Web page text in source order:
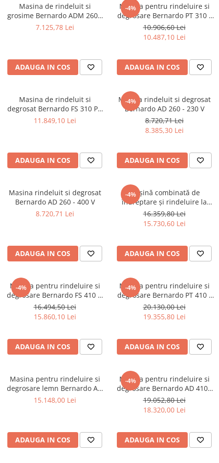
Masini de rectificat plan
Masini de rectificat rotund
Masini de satinat
Masini de slefuit cu disc
Masini de slefuit cutite de gravat
Masini de tesit
Polizoare de banc
Masini de filetat
Masini electrice de filetat
Exhaustor pentru aschii metal
Instalatii de spalare a pieselor
Accesorii prelucrare metal
Universale de strung si accesorii
pentru strunguri
Falci pentru 3 bacuri PS3/ PO3
Falci pentru 4 bacuri PS4/ PO4
Fălcile pentru 3-bacuri DK11
Fălcile pentru 4-bacuri DK12
Mandrină cu 3 fălci din fontă
Mandrină cu 3 fălci din otel
Mandrină cu 4 fălci din fontă
Standuri pentru strunguri
Masina de rindeluit si
grosime Bernardo ADM 260 -
400 V
7.125,78 Lei
ADAUGA IN COS
-4%
Masina pentru rindeluire si
degrosare Bernardo PT 310 -
400 V
10.906,60 Lei
10.487,10 Lei
ADAUGA IN COS
Masina de rindeluit si
degrosat Bernardo FS 310 P -
400 V
11.849,10 Lei
ADAUGA IN COS
-4%
Masina rindeluit si degrosat
Bernardo AD 260 - 230 V
8.720,71 Lei
8.385,30 Lei
ADAUGA IN COS
Masina rindeluit si degrosat
Bernardo AD 260 - 400 V
8.720,71 Lei
ADAUGA IN COS
-4%
Mașină combinată de
îndreptare și rindeluire la
grosime FS 410 P
16.359,80 Lei
15.730,60 Lei
ADAUGA IN COS
-4%
Masina pentru rindeluire si
degrosare Bernardo FS 410 N
- 400 V
16.494,50 Lei
15.860,10 Lei
ADAUGA IN COS
-4%
Masina pentru rindeluire si
degrosare Bernardo PT 410 -
400 V
20.130,00 Lei
19.355,80 Lei
ADAUGA IN COS
Masina pentru rindeluire si
degrosare lemn Bernardo AD
310 - 400 V
15.148,00 Lei
ADAUGA IN COS
-4%
Masina pentru rindeluire si
degrosare Bernardo AD 410 -
400 V
19.052,80 Lei
18.320,00 Lei
ADAUGA IN COS